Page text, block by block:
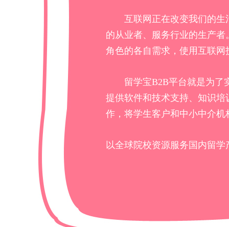
互联网正在改变我们的
的从业者、服务行业的生产者
角色的各自需求，使用互联
留学宝B2B平台就是为了
提供软件和技术支持、知识
作，将学生客户和中小中介
以全球院校资源服务国内留